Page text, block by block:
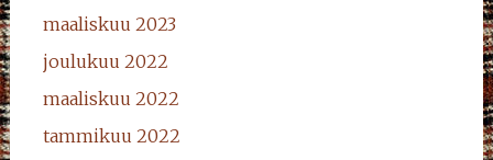
maaliskuu 2023
joulukuu 2022
maaliskuu 2022
tammikuu 2022